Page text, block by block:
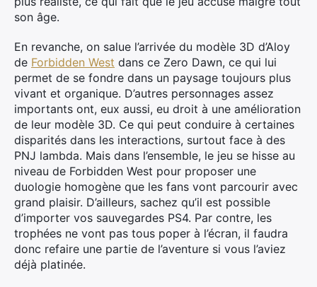
son âge.
En revanche, on salue l’arrivée du modèle 3D d’Aloy
de Forbidden West dans ce Zero Dawn, ce qui lui
permet de se fondre dans un paysage toujours plus
vivant et organique. D’autres personnages assez
importants ont, eux aussi, eu droit à une amélioration
de leur modèle 3D. Ce qui peut conduire à certaines
disparités dans les interactions, surtout face à des
PNJ lambda. Mais dans l’ensemble, le jeu se hisse au
niveau de Forbidden West pour proposer une
duologie homogène que les fans vont parcourir avec
grand plaisir. D’ailleurs, sachez qu’il est possible
d’importer vos sauvegardes PS4. Par contre, les
trophées ne vont pas tous poper à l’écran, il faudra
donc refaire une partie de l’aventure si vous l’aviez
déjà platinée.
Rechercher
: